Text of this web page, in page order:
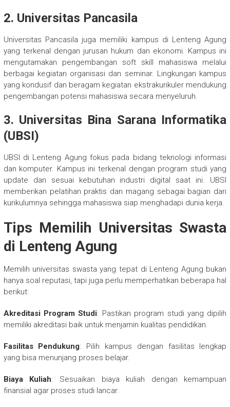
2. Universitas Pancasila
Universitas Pancasila juga memiliki kampus di Lenteng Agung
yang terkenal dengan jurusan hukum dan ekonomi. Kampus ini
mengutamakan pengembangan soft skill mahasiswa melalui
berbagai kegiatan organisasi dan seminar. Lingkungan kampus
yang kondusif dan beragam kegiatan ekstrakurikuler mendukung
pengembangan potensi mahasiswa secara menyeluruh.
3. Universitas Bina Sarana Informatika
(UBSI)
UBSI di Lenteng Agung fokus pada bidang teknologi informasi
dan komputer. Kampus ini terkenal dengan program studi yang
update dan sesuai kebutuhan industri digital saat ini. UBSI
memberikan pelatihan praktis dan magang sebagai bagian dari
kurikulumnya sehingga mahasiswa siap menghadapi dunia kerja.
Tips Memilih Universitas Swasta
di Lenteng Agung
Memilih universitas swasta yang tepat di Lenteng Agung bukan
hanya soal reputasi, tapi juga perlu memperhatikan beberapa hal
berikut:
Akreditasi Program Studi: Pastikan program studi yang dipilih
memiliki akreditasi baik untuk menjamin kualitas pendidikan.
Fasilitas Pendukung: Pilih kampus dengan fasilitas lengkap
yang bisa menunjang proses belajar.
Biaya Kuliah: Sesuaikan biaya kuliah dengan kemampuan
finansial agar proses studi lancar.